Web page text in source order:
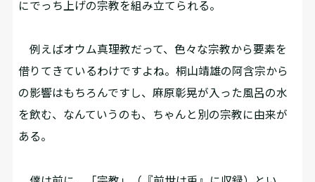
にでっち上げの宗教を組み立てられる。
例えばオウム真理教だって、色々な宗教から要素を
借りてきているわけですよね。桐山靖雄の阿含宗から
の影響はもちろんですし、麻原彰晃が入った風呂の水
を飲む、なんていうのも、ちゃんと別の宗教に由来が
ある。